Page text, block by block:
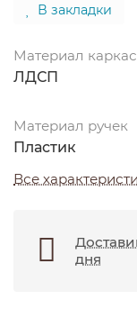
В закладки
Материал
ЛДСП
Материал ручек
Пластик
Все
дня